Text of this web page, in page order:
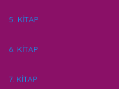
5. KİTAP
6. KİTAP
7. KİTAP